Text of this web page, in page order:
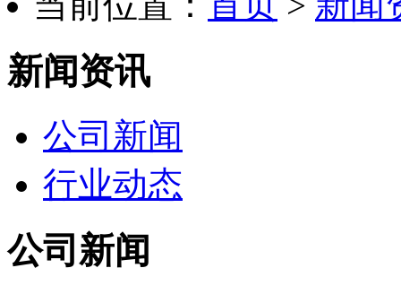
新闻资讯
公司新闻
行业动态
公司新闻